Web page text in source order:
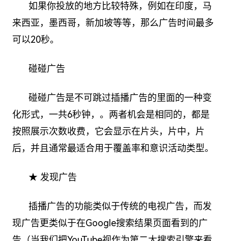
如果你投放的地方比较特殊，例如在印度，马
来西亚，墨西哥，新加坡等等，那么广告时间最多
可以20秒。
碰碰广告
碰碰广告是不可跳过插播广告的里面的一种变
化形式，一共6秒钟，。两者机会是相同的，都是
按照展示次数收费，它会显示在片头，片中，片
后，并且通常最适合用于覆盖率和意识活动类型。
★ 发现广告
插播广告的功能类似于传统的电视广告，而发
现广告更类似于在Google搜索结果页面看到的广